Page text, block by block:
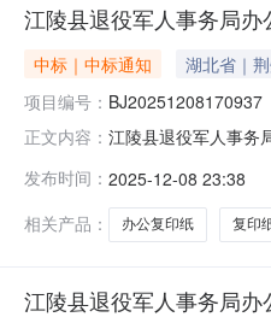
江陵县退役军人事务局
中标｜中标通知 湖北省｜
项目编号： BJ20251208170937
正文内容： 江陵县退役军人事务
采购联系电话：
发布时间： 2025-12-08 23:38
相关产品：
办公复印纸 复印
江陵县退役军人事务局